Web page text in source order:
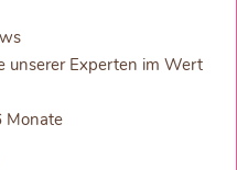
unserer Experten im Wert
Monate